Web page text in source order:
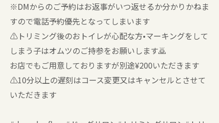
※DMからのご予約はお返事がいつ返せるか分かりかねま
すので電話予約優先となってしまいます
⚠️トリミング後のおトイレが心配な方•マーキングをして
しまう子はオムツのご持参をお願いします🙇
お店でもご用意しておりますが別途¥200いただきます
⚠️10分以上の遅刻はコース変更又はキャンセルとさせて
いただきます